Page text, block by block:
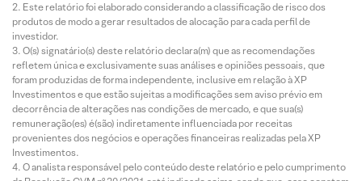
Este relatório foi elaborado considerando a classificação de risco dos
produtos de modo a gerar resultados de alocação para cada perfil de
investidor.
O(s) signatário(s) deste relatório declara(m) que as recomendações
refletem única e exclusivamente suas análises e opiniões pessoais, que
foram produzidas de forma independente, inclusive em relação à XP
Investimentos e que estão sujeitas a modificações sem aviso prévio em
decorrência de alterações nas condições de mercado, e que sua(s)
remuneração(es) é(são) indiretamente influenciada por receitas
provenientes dos negócios e operações financeiras realizadas pela XP
Investimentos.
O analista responsável pelo conteúdo deste relatório e pelo cumprimento